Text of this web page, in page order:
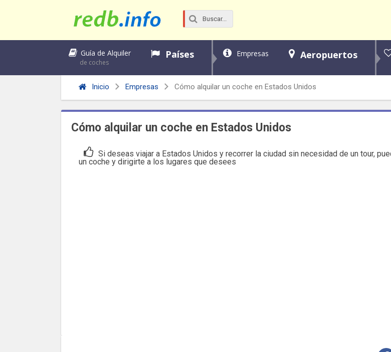
Guía de Alquiler
de coches
Países Empresas Aeropuertos
Inicio Empresas Cómo alquilar un coche en Estados Unidos
Cómo alquilar un coche en Estados Unidos
Si deseas viajar a Estados Unidos y recorrer la ciudad sin necesidad de un tour,
un coche y dirigirte a los lugares que desees